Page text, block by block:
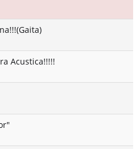
Acustica!!!!!